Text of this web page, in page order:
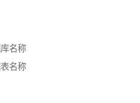
名称
名称